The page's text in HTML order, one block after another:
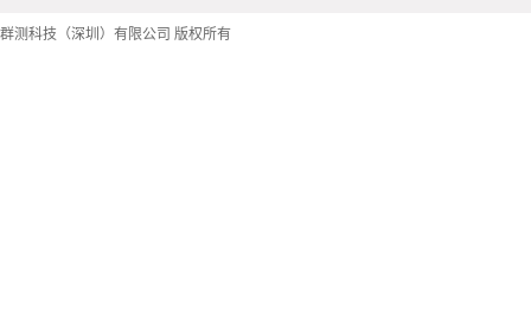
群测科技（深圳）有限公司 版权所有